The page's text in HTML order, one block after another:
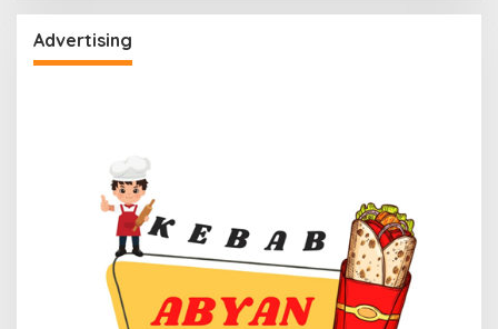
Advertising